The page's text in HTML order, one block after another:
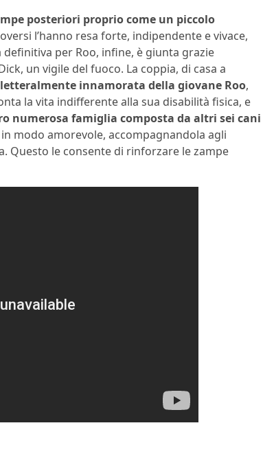
posteriori proprio come un piccolo
l’hanno resa forte, indipendente e vivace,
per Roo, infine, è giunta grazie
un vigile del fuoco. La coppia, di casa a
letteralmente innamorata della giovane Roo,
la vita indifferente alla sua disabilità fisica, e
numerosa famiglia composta da altri sei cani
modo amorevole, accompagnandola agli
Questo le consente di rinforzare le zampe